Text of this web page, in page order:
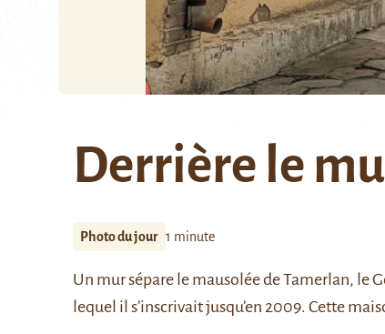
Derrière le
Photo du jour 1 minute
Un mursépare le mausolée de Tamerlan, le
lequel il s’inscrivait jusqu’en 2009. Cette